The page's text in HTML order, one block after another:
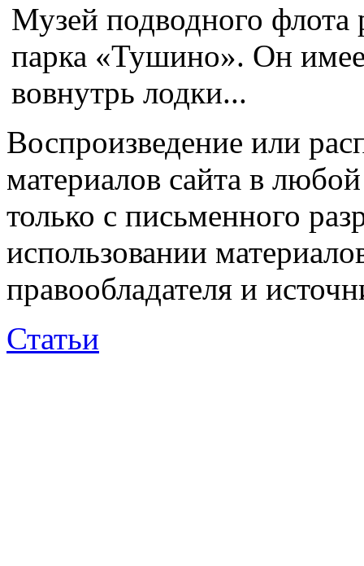
Музей подводного флота
парка «Тушино». Он
вовнутрь лодки...
Воспроизведение или
материалов сайта в
только с письменного
использовании
правообладателя и
Статьи